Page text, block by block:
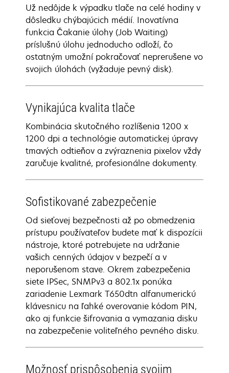
Už nedôjde k výpadku tlače na celé hodiny v
dôsledku chýbajúcich médií. Inovatívna
funkcia Čakanie úlohy (Job Waiting)
príslušnú úlohu jednoducho odloží, čo
ostatným umožní pokračovať neprerušene vo
svojich úlohách (vyžaduje pevný disk).
Vynikajúca kvalita tlače
Kombinácia skutočného rozlíšenia 1200 x
1200 dpi a technológie automatickej úpravy
tmavých odtieňov a zvýraznenia pixelov vždy
zaručuje kvalitné, profesionálne dokumenty.
Sofistikované zabezpečenie
Od sieťovej bezpečnosti až po obmedzenia
prístupu používateľov budete mať k dispozícii
nástroje, ktoré potrebujete na udržanie
vašich cenných údajov v bezpečí a v
neporušenom stave. Okrem zabezpečenia
siete IPSec, SNMPv3 a 802.1x ponúka
zariadenie Lexmark T650dtn alfanumerickú
klávesnicu na ľahké overovanie kódom PIN,
ako aj funkcie šifrovania a vymazania disku
na zabezpečenie voliteľného pevného disku.
Možnosť prispôsobenia svojim